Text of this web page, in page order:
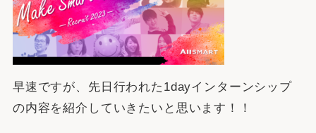
早速ですが、先日行われた1dayインターンシップ
の内容を紹介していきたいと思います！！